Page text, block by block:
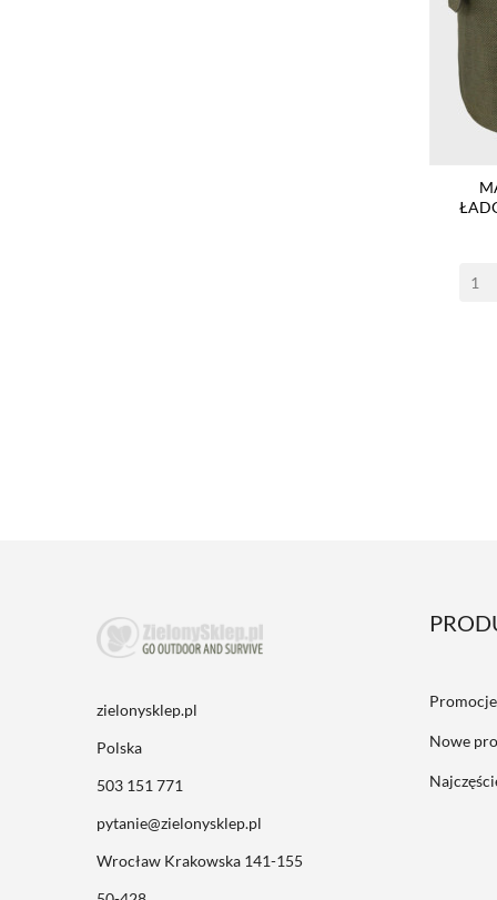
zielonysklep.pl
Polska
503 151 771
pytanie@zielonysklep.pl
Wrocław Krakowska 141-155
Promocje
Nowe